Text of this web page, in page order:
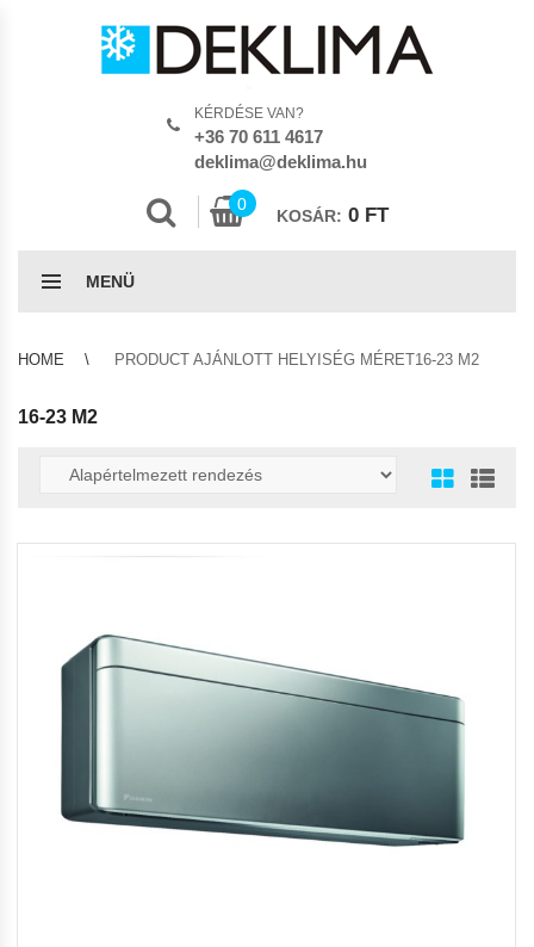
KÉRDÉSE VAN?
+36 70 611 4617
deklima@deklima.hu
0
KOSÁR: 0 FT
MENÜ
HOME PRODUCT AJÁNLOTT HELYISÉG MÉRET16-23 M2
16-23 M2